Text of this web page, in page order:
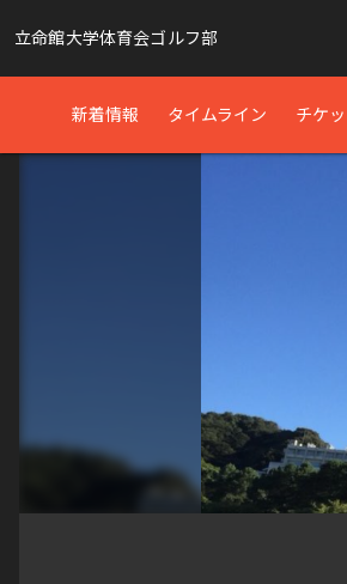
立命館大学体育会ゴルフ部
新着情報 タイムライン チケ